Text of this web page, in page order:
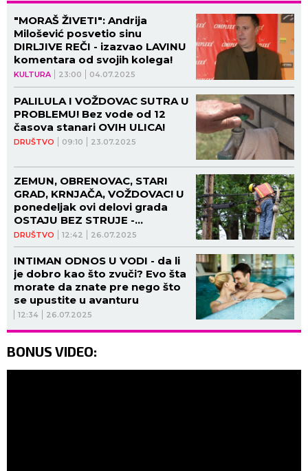
KULTURA 23:00 04.07.2025
"MORAŠ ŽIVETI": Andrija
Milošević posvetio sinu
DIRLJIVE REČI - izazvao LAVINU
komentara od svojih kolega!
DRUŠTVO 09:10 23.07.2025
PALILULA I VOŽDOVAC SUTRA U
PROBLEMU! Bez vode od 12
časova stanari OVIH ULICA!
DRUŠTVO 12:42 26.07.2025
ZEMUN, OBRENOVAC, STARI
GRAD, KRNJAČA, VOŽDOVAC! U
ponedeljak ovi delovi grada
OSTAJU BEZ STRUJE -
proverite da li je baš vaša ulica
na spisku!
12:34 26.07.2025
INTIMAN ODNOS U VODI - da li
je dobro kao što zvuči? Evo šta
morate da znate pre nego što
se upustite u avanturu
BONUS VIDEO: